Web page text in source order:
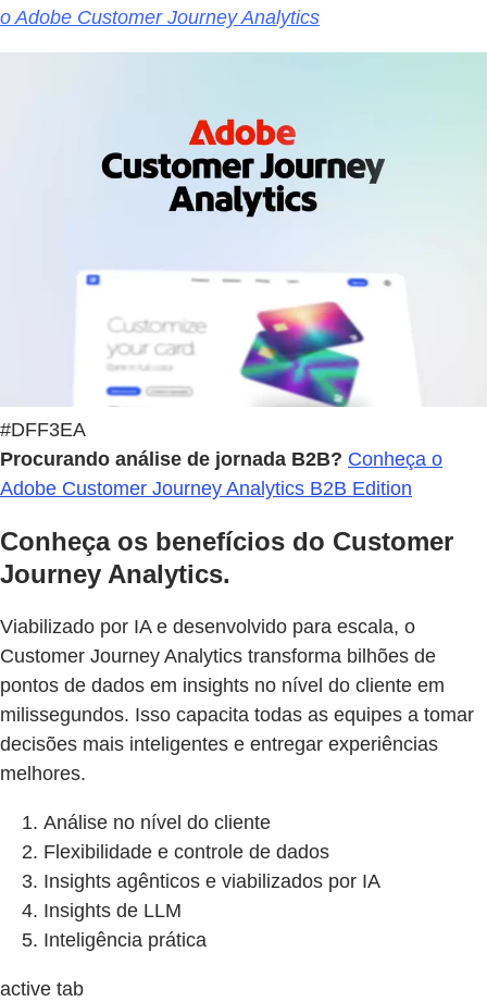
o Adobe Customer Journey Analytics
#DFF3EA
Procurando análise de jornada B2B? Conheça o
Adobe Customer Journey Analytics B2B Edition
Conheça os benefícios do Customer
Journey Analytics.
Viabilizado por IA e desenvolvido para escala, o
Customer Journey Analytics transforma bilhões de
pontos de dados em insights no nível do cliente em
milissegundos. Isso capacita todas as equipes a tomar
decisões mais inteligentes e entregar experiências
melhores.
Análise no nível do cliente
Flexibilidade e controle de dados
Insights agênticos e viabilizados por IA
Insights de LLM
Inteligência prática
active tab